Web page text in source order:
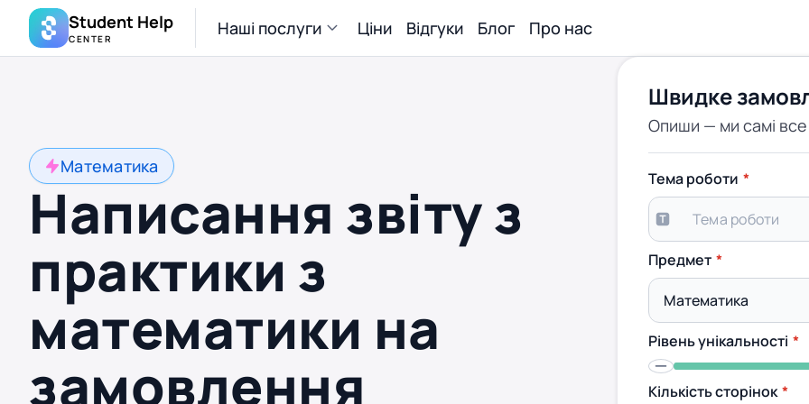
Student Help
CENTER Наші послуги Ціни Відгуки Блог Про нас
Математика
Написання звіту з
практики з
математики на
замовлення
Швидке
Опиши — ми самі
Тема роботи
Предмет
Рівень унікальності
Кількість сторінок